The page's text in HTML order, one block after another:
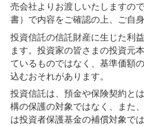
売会社よりお渡しいたしますの
書）で内容をご確認の上、ご自
投資信託の信託財産に生じた利
ます。投資家の皆さまの投資元
ているものではなく、基準価額
込むおそれがあります。
投資信託は、預金や保険契約と
構の保護の対象ではなく、また
は投資者保護基金の補償対象では